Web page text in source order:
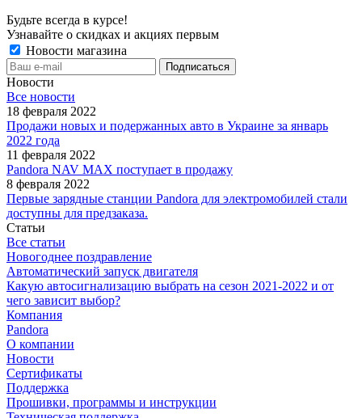
Будьте всегда в курсе!
Узнавайте о скидках и акциях первым
Новости магазина
Новости
Все новости
18 февраля 2022
Продажи новых и подержанных авто в Украине за январь
2022 года
11 февраля 2022
Pandora NAV MAX поступает в продажу
8 февраля 2022
Первые зарядные станции Pandora для электромобилей стали
доступны для предзаказа.
Статьи
Все статьи
Новогоднее поздравление
Автоматический запуск двигателя
Какую автосигнализацию выбрать на сезон 2021-2022 и от
чего зависит выбор?
Компания
Pandora
О компании
Новости
Сертификаты
Поддержка
Прошивки, программы и инструкции